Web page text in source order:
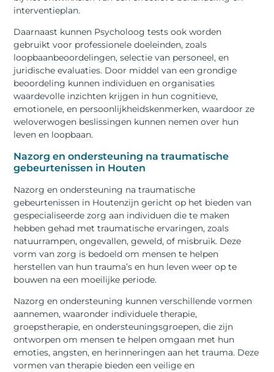
interventieplan.
Daarnaast kunnen Psycholoog tests ook worden
gebruikt voor professionele doeleinden, zoals
loopbaanbeoordelingen, selectie van personeel, en
juridische evaluaties. Door middel van een grondige
beoordeling kunnen individuen en organisaties
waardevolle inzichten krijgen in hun cognitieve,
emotionele, en persoonlijkheidskenmerken, waardoor ze
weloverwogen beslissingen kunnen nemen over hun
leven en loopbaan.
Nazorg en ondersteuning na traumatische
gebeurtenissen in Houten
Nazorg en ondersteuning na traumatische
gebeurtenissen in Houtenzijn gericht op het bieden van
gespecialiseerde zorg aan individuen die te maken
hebben gehad met traumatische ervaringen, zoals
natuurrampen, ongevallen, geweld, of misbruik. Deze
vorm van zorg is bedoeld om mensen te helpen
herstellen van hun trauma’s en hun leven weer op te
bouwen na een moeilijke periode.
Nazorg en ondersteuning kunnen verschillende vormen
aannemen, waaronder individuele therapie,
groepstherapie, en ondersteuningsgroepen, die zijn
ontworpen om mensen te helpen omgaan met hun
emoties, angsten, en herinneringen aan het trauma. Deze
vormen van therapie bieden een veilige en